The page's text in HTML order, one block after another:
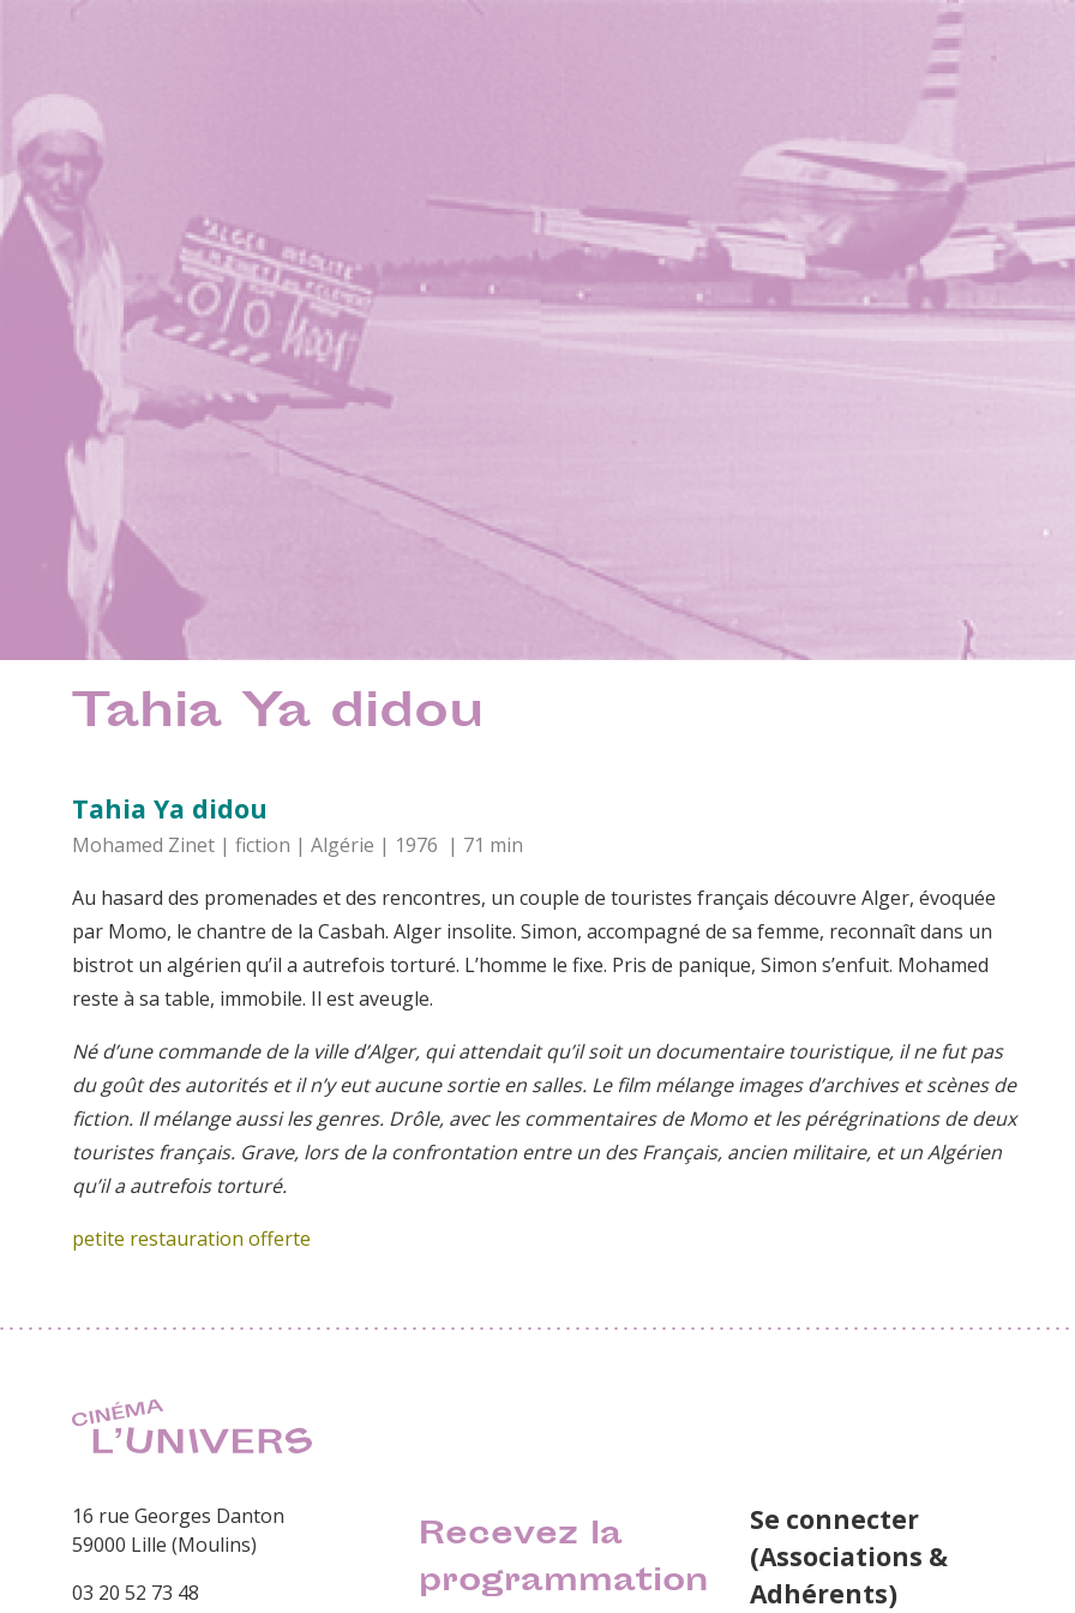
Tahia Ya didou
Tahia Ya didou
Mohamed Zinet | fiction | Algérie | 1976 | 71 min
Au hasard des promenades et des rencontres, un couple de touristes français découvre Alger, évoquée
par Momo, le chantre de la Casbah. Alger insolite. Simon, accompagné de sa femme, reconnaît dans un
bistrot un algérien qu’il a autrefois torturé. L’homme le fixe. Pris de panique, Simon s’enfuit. Mohamed
reste à sa table, immobile. Il est aveugle.
Né d’une commande de la ville d’Alger, qui attendait qu’il soit un documentaire touristique, il ne fut pas
du goût des autorités et il n’y eut aucune sortie en salles. Le film mélange images d’archives et scènes de
fiction. Il mélange aussi les genres. Drôle, avec les commentaires de Momo et les pérégrinations de deux
touristes français. Grave, lors de la confrontation entre un des Français, ancien militaire, et un Algérien
qu’il a autrefois torturé.
petite restauration offerte
16 rue Georges Danton
59000 Lille (Moulins)
03 20 52 73 48
Recevez la
programmation
Se connecter
(Associations &
Adhérents)